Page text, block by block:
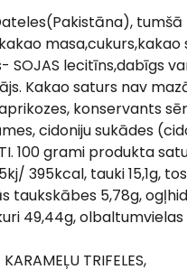
tumšā
masa,cukurs,kakao
SOJAS lecitīns,dabīgs
Kakao saturs nav
konservants
cidoniju sukādes
100 grami produkta
395kcal, tauki 15,1g,
taukskābes 5,78g,
49,44g, olbaltumvielas
TRIFELES,